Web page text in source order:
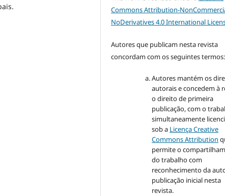
Commons Attribution-
NoDerivatives 4.0 International
Autores que publicam nesta revista
concordam com os seguintes termos:
Autores mantém os
autorais e concedem à
o direito de primeira
publicação, com o
simultaneamente
sob a Licença Creative
Commons Attribution
permite o
do trabalho com
reconhecimento da
publicação inicial nesta
revista.